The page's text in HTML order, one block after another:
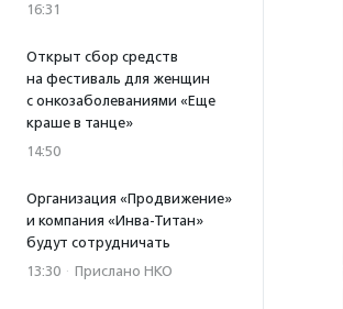
16:31
Открыт сбор средств
на фестиваль для женщин
с онкозаболеваниями «Еще
краше в танце»
14:50
Организация «Продвижение»
и компания «Инва-Титан»
будут сотрудничать
13:30 · Прислано НКО